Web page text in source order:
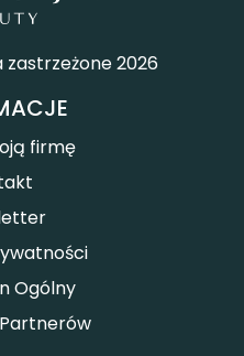
2026
firmę
Ogólny